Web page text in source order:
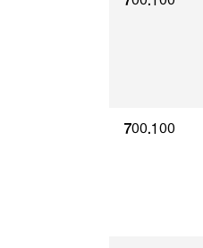
700.100